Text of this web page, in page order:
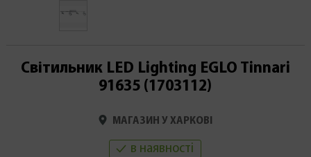
Світильник LED Lighting EGLO Tinnari
91635 (1703112)
МАГАЗИН У ХАРКОВІ
в наявності